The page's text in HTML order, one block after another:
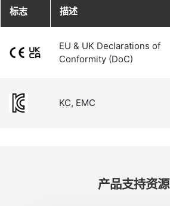
标志 描述
EU & UK Declarations of
Conformity (DoC)
KC, EMC
产品​支持​资源